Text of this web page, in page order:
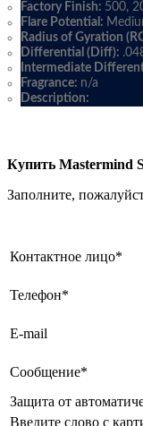
Factory Finish: 500,
Flare Potential:
Radius of Gyration
Differential (Diff):
Intermediate
Fragrance: n/a
Description:
Купить Mastermind
Заполните,
Контактное лицо*
Телефон*
E-mail
Сообщение*
Защита от
Введите слово с